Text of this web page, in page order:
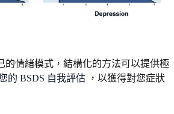
的情緒模式，結構化的方法可以提供極
的 BSDS 自我評估 ，以獲得對您症狀